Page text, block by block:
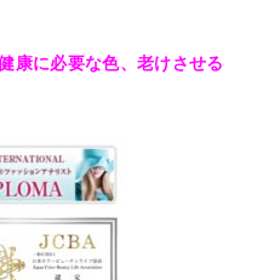
康に必要な色、老けさせる